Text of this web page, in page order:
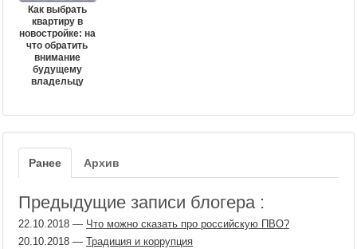
Как выбрать
квартиру в
новостройке: на
что обратить
внимание
будущему
владельцу
Ранее Архив
Предыдущие записи блогера :
22.10.2018 — Что можно сказать про российскую ПВО?
20.10.2018 — Традиция и коррупция